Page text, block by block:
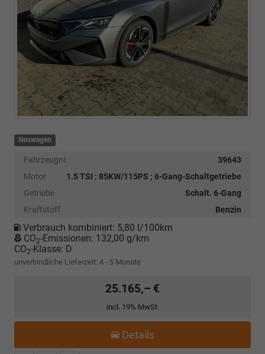
Neuwagen
Fahrzeugnr.
39643
Motor
1.5 TSI ; 85KW/115PS ; 6-Gang-Schaltgetriebe
Getriebe
Schalt. 6-Gang
Kraftstoff
Benzin
Verbrauch kombiniert: 5,80 l/100km
CO2-Emissionen: 132,00 g/km
CO2-Klasse: D
unverbindliche Lieferzeit: 4 - 5 Monate
25.165,– €
incl. 19% MwSt.
Details